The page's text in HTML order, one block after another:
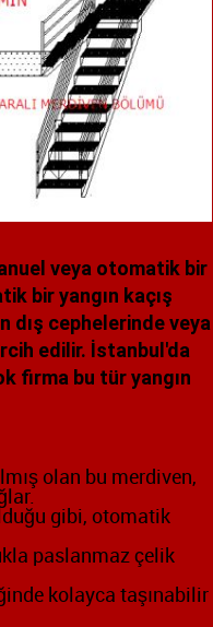
veya otomatik bir
bir yangın kaçış
dış cephelerinde veya
edilir. İstanbul'da
firma bu tür yangın
olan bu merdiven,
gibi, otomatik
paslanmaz çelik
kolayca taşınabilir